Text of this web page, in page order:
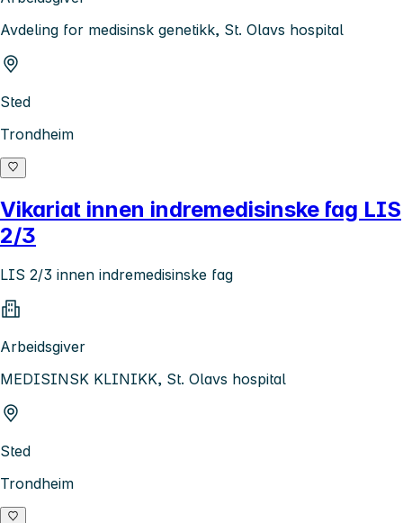
Avdeling for medisinsk genetikk, St. Olavs hospital
Sted
Trondheim
Vikariat innen indremedisinske fag LIS
2/3
LIS 2/3 innen indremedisinske fag
Arbeidsgiver
MEDISINSK KLINIKK, St. Olavs hospital
Sted
Trondheim